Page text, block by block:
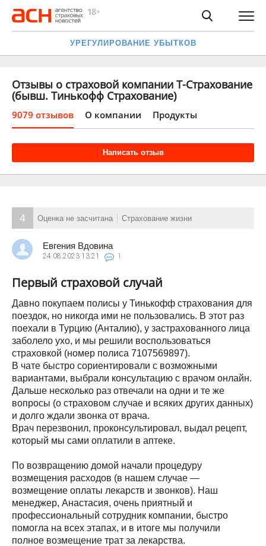
УРЕГУЛИРОВАНИЕ УБЫТКОВ
Отзывы о страховой компании Т-Страхование
(бывш. Тинькофф Страхование)
9079 отзывов О компании Продукты
Написать отзыв
4 Оценка не засчитана Страхование жизни
Евгения Вдовина
24.08.2023 13:21 1
Первый страховой случай
Давно покупаем полисы у Тинькофф страхования для
поездок, но никогда ими не пользовались. В этот раз
поехали в Турцию (Анталию), у застрахованного лица
заболело ухо, и мы решили воспользоваться
страховкой (номер полиса 7107569897).
В чате быстро сориентировали с возможными
вариантами, выбрали консультацию с врачом онлайн.
Дальше несколько раз отвечали на одни и те же
вопросы (о страховом случае и всяких других данных)
и долго ждали звонка от врача.
Врач перезвонил, проконсультировал, выдал рецепт,
который мы сами оплатили в аптеке.
По возвращению домой начали процедуру
возмещения расходов (в нашем случае —
возмещение оплаты лекарств и звонков). Наш
менеджер, Анастасия, очень приятный и
профессиональный сотрудник компании, быстро
помогла на всех этапах, и в итоге мы получили
полное возмещение трат за лекарства.